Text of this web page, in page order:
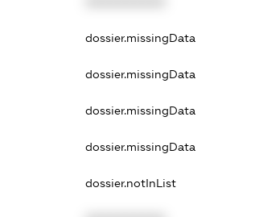
dossier.missingData
dossier.missingData
dossier.missingData
dossier.missingData
dossier.notInList